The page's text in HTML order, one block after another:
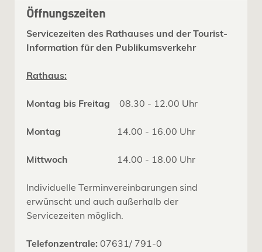
Öffnungszeiten
Servicezeiten des Rathauses und der Tourist-
Information für den Publikumsverkehr
Rathaus:
Montag bis Freitag 08.30 - 12.00 Uhr
Montag 14.00 - 16.00 Uhr
Mittwoch 14.00 - 18.00 Uhr
Individuelle Terminvereinbarungen sind
erwünscht und auch außerhalb der
Servicezeiten möglich.
Telefonzentrale: 07631/ 791-0